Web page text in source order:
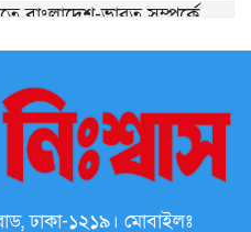
বাংলাদেশ-ভারত সম্পর্কে
আনন্দ ভ্রমণ সম্পন্ন:
মিলনমেলা
ঢাকা-১২১৯। মোবাইলঃ